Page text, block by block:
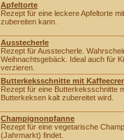
Apfeltorte
Rezept für eine leckere Apfeltorte
zubereiten kann.
Ausstecherle
Rezept für Ausstecherle.
Weihnachtsgebäck. Ideal auch für
verzieren.
Butterkeksschnitte mit
Rezept für eine Butterkeksschnitte
Butterkeksen kalt zubereitet wird.
Champignonpfanne
Rezept für eine vegetarische
(Jahrmarkt) findet.